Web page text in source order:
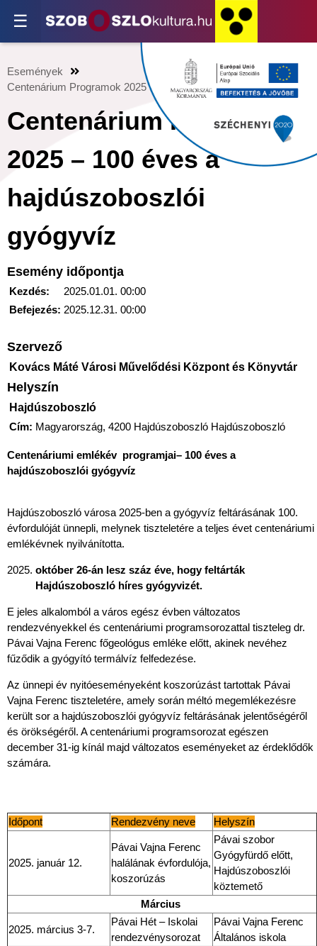
☰
Események
Centenárium Programok 2025 – 100 éves a hajdúszoboszlói
Centenárium Programok
2025 – 100 éves a
hajdúszoboszlói
gyógyvíz
Esemény időpontja
Kezdés:
2025.01.01. 00:00
Befejezés: 2025.12.31. 00:00
Szervező
Kovács Máté Városi Művelődési Központ és Könyvtár
Helyszín
Hajdúszoboszló
Cím: Magyarország, 4200 Hajdúszoboszló Hajdúszoboszló
Centenáriumi emlékév programjai– 100 éves a
hajdúszoboszlói gyógyvíz
Hajdúszoboszló városa 2025-ben a gyógyvíz feltárásának 100.
évfordulóját ünnepli, melynek tiszteletére a teljes évet centenáriumi
emlékévnek nyilvánította.
október 26-án lesz száz éve, hogy feltárták
Hajdúszoboszló híres gyógyvizét.
E jeles alkalomból a város egész évben változatos
rendezvényekkel és centenáriumi programsorozattal tiszteleg dr.
Pávai Vajna Ferenc főgeológus emléke előtt, akinek nevéhez
fűződik a gyógyító termálvíz felfedezése.
Az ünnepi év nyitóeseményeként koszorúzást tartottak Pávai
Vajna Ferenc tiszteletére, amely során méltó megemlékezésre
került sor a hajdúszoboszlói gyógyvíz feltárásának jelentőségéről
és örökségéről. A centenáriumi programsorozat egészen
december 31-ig kínál majd változatos eseményeket az érdeklődők
számára.
Időpont Rendezvény neve Helyszín
2025. január 12.
Pávai Vajna Ferenc
halálának évfordulója,
koszorúzás
Pávai szobor
Gyógyfürdő előtt,
Hajdúszoboszlói
köztemető
Március
2025. március 3-7.
Pávai Hét – Iskolai
rendezvénysorozat
Pávai Vajna Ferenc
Általános iskola